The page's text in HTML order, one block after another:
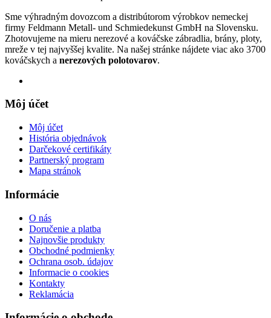
Sme výhradným dovozcom a distribútorom výrobkov nemeckej
firmy Feldmann Metall- und Schmiedekunst GmbH na Slovensku.
Zhotovujeme na mieru nerezové a kováčske zábradlia, brány, ploty,
mreže v tej najvyššej kvalite. Na našej stránke nájdete viac ako 3700
kováčskych a nerezových polotovarov.
Môj účet
Môj účet
História objednávok
Darčekové certifikáty
Partnerský program
Mapa stránok
Informácie
O nás
Doručenie a platba
Najnovšie produkty
Obchodné podmienky
Ochrana osob. údajov
Informacie o cookies
Kontakty
Reklamácia